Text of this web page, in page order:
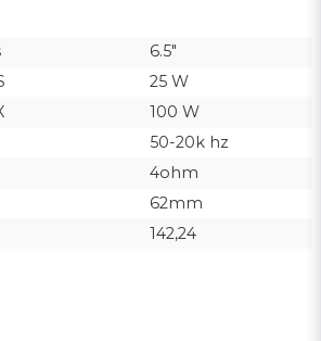
6.5″
25 W
100 W
50-20k hz
4ohm
62mm
142,24